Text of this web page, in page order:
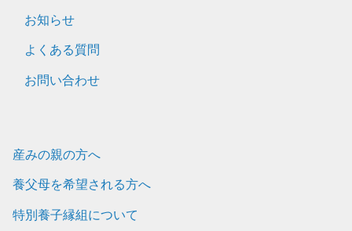
お知らせ
よくある質問
お問い合わせ
産みの親の方へ
養父母を希望される方へ
特別養子縁組について